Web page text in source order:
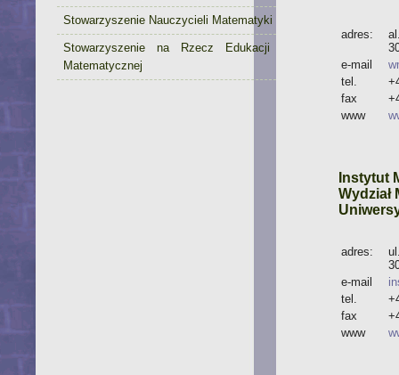
adres:
e-mail
tel.
fax
www
Instytut
Wydział
adres:
e-mail
tel.
fax
www
Stowarzyszenie Nauczycieli Matematyki
Stowarzyszenie na Rzecz Edukacji
Matematycznej